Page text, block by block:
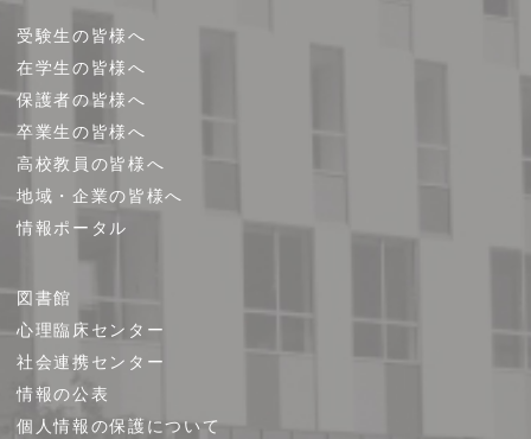
受験生の皆様へ
在学生の皆様へ
保護者の皆様へ
卒業生の皆様へ
高校教員の皆様へ
地域・企業の皆様へ
情報ポータル
図書館
心理臨床センター
社会連携センター
情報の公表
個人情報の保護について